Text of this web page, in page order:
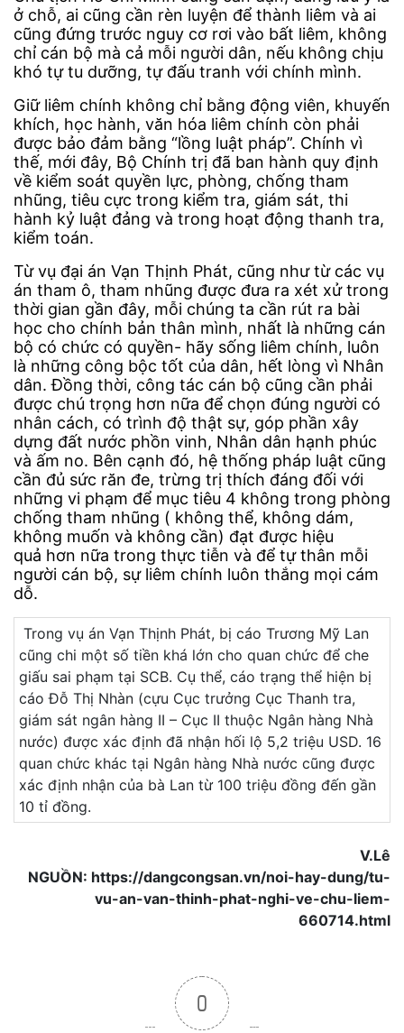
ở chỗ, ai cũng cần rèn luyện để thành liêm và ai
cũng đứng trước nguy cơ rơi vào bất liêm, không
chỉ cán bộ mà cả mỗi người dân, nếu không chịu
khó tự tu dưỡng, tự đấu tranh với chính mình.
Giữ liêm chính không chỉ bằng động viên, khuyến
khích, học hành, văn hóa liêm chính còn phải
được bảo đảm bằng “lồng luật pháp”. Chính vì
thế, mới đây, Bộ Chính trị đã ban hành quy định
về kiểm soát quyền lực, phòng, chống tham
nhũng, tiêu cực trong kiểm tra, giám sát, thi
hành kỷ luật đảng và trong hoạt động thanh tra,
kiểm toán.
Từ vụ đại án Vạn Thịnh Phát, cũng như từ các vụ
án tham ô, tham nhũng được đưa ra xét xử trong
thời gian gần đây, mỗi chúng ta cần rút ra bài
học cho chính bản thân mình, nhất là những cán
bộ có chức có quyền- hãy sống liêm chính, luôn
là những công bộc tốt của dân, hết lòng vì Nhân
dân. Đồng thời, công tác cán bộ cũng cần phải
được chú trọng hơn nữa để chọn đúng người có
nhân cách, có trình độ thật sự, góp phần xây
dựng đất nước phồn vinh, Nhân dân hạnh phúc
và ấm no. Bên cạnh đó, hệ thống pháp luật cũng
cần đủ sức răn đe, trừng trị thích đáng đối với
những vi phạm để mục tiêu 4 không trong phòng
chống tham nhũng ( không thể, không dám,
không muốn và không cần) đạt được hiệu
quả hơn nữa trong thực tiễn và để tự thân mỗi
người cán bộ, sự liêm chính luôn thắng mọi cám
dỗ.
Trong vụ án Vạn Thịnh Phát, bị cáo Trương Mỹ Lan
cũng chi một số tiền khá lớn cho quan chức để che
giấu sai phạm tại SCB. Cụ thể, cáo trạng thể hiện bị
cáo Đỗ Thị Nhàn (cựu Cục trưởng Cục Thanh tra,
giám sát ngân hàng II – Cục II thuộc Ngân hàng Nhà
nước) được xác định đã nhận hối lộ 5,2 triệu USD. 16
quan chức khác tại Ngân hàng Nhà nước cũng được
xác định nhận của bà Lan từ 100 triệu đồng đến gần
10 tỉ đồng.
V.Lê
NGUỒN: https://dangcongsan.vn/noi-hay-dung/tu-
vu-an-van-thinh-phat-nghi-ve-chu-liem-
660714.html
0